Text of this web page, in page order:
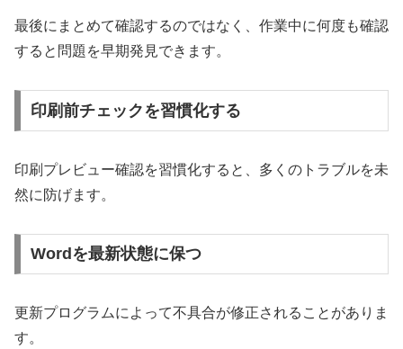
最後にまとめて確認するのではなく、作業中に何度も確認
すると問題を早期発見できます。
印刷前チェックを習慣化する
印刷プレビュー確認を習慣化すると、多くのトラブルを未
然に防げます。
Wordを最新状態に保つ
更新プログラムによって不具合が修正されることがありま
す。